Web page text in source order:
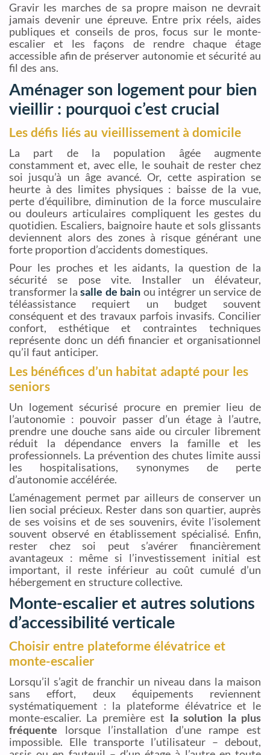
Gravir les marches de sa propre maison ne devrait
jamais devenir une épreuve. Entre prix réels, aides
publiques et conseils de pros, focus sur le monte-
escalier et les façons de rendre chaque étage
accessible afin de préserver autonomie et sécurité au
fil des ans.
Aménager son logement pour bien
vieillir : pourquoi c’est crucial
Les défis liés au vieillissement à domicile
La part de la population âgée augmente
constamment et, avec elle, le souhait de rester chez
soi jusqu’à un âge avancé. Or, cette aspiration se
heurte à des limites physiques : baisse de la vue,
perte d’équilibre, diminution de la force musculaire
ou douleurs articulaires compliquent les gestes du
quotidien. Escaliers, baignoire haute et sols glissants
deviennent alors des zones à risque générant une
forte proportion d’accidents domestiques.
Pour les proches et les aidants, la question de la
sécurité se pose vite. Installer un élévateur,
transformer lasalle de bain ou intégrer un service de
téléassistance requiert un budget souvent
conséquent et des travaux parfois invasifs. Concilier
confort, esthétique et contraintes techniques
représente donc un défi financier et organisationnel
qu’il faut anticiper.
Les bénéfices d’un habitat adapté pour les
seniors
Un logement sécurisé procure en premier lieu de
l’autonomie : pouvoir passer d’un étage à l’autre,
prendre une douche sans aide ou circuler librement
réduit la dépendance envers la famille et les
professionnels. La prévention des chutes limite aussi
les hospitalisations, synonymes de perte
d’autonomie accélérée.
L’aménagement permet par ailleurs de conserver un
lien social précieux. Rester dans son quartier, auprès
de ses voisins et de ses souvenirs, évite l’isolement
souvent observé en établissement spécialisé. Enfin,
rester chez soi peut s’avérer financièrement
avantageux : même si l’investissement initial est
important, il reste inférieur au coût cumulé d’un
hébergement en structure collective.
Monte-escalier et autres solutions
d’accessibilité verticale
Choisir entre plateforme élévatrice et
monte-escalier
Lorsqu’il s’agit de franchir un niveau dans la maison
sans effort, deux équipements reviennent
systématiquement : la plateforme élévatrice et le
monte-escalier. La première est la solution la plus
fréquente lorsque l’installation d’une rampe est
impossible. Elle transporte l’utilisateur – debout,